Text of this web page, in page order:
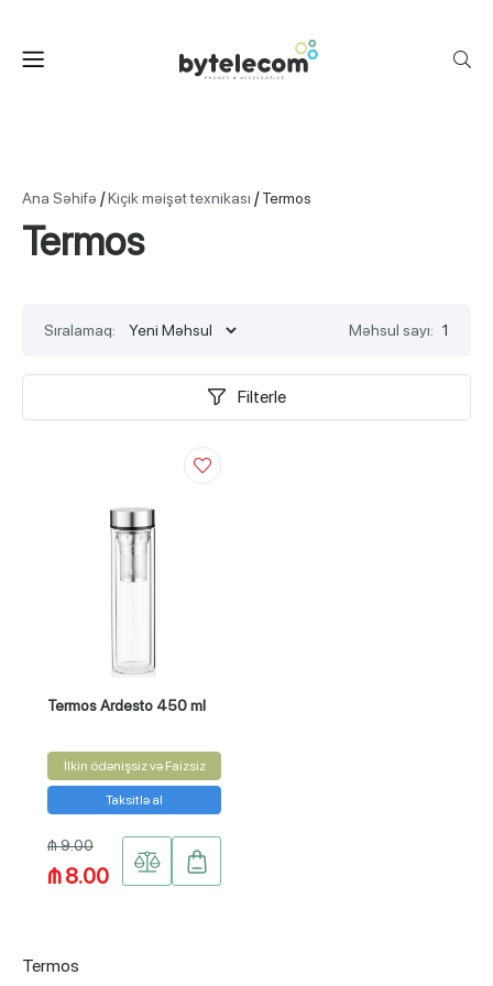
Ana Səhifə /Kiçik məişət texnikası / Termos
Termos
Sıralamaq: Məhsul sayı: 1
Filterle
Termos Ardesto 450 ml
İlkin ödənişsiz və Faizsiz
Taksitlə al
₼ 9.00
₼ 8.00
Termos